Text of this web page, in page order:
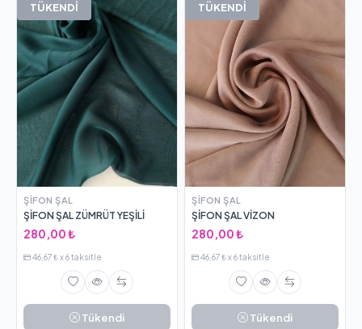
TÜKENDİ
ŞIFON ŞAL
ŞİFON ŞAL ZÜMRÜT YEŞİLİ
280,00 ₺
46,67 ₺ x 6 taksitle
Tükendi
TÜKENDİ
ŞIFON ŞAL
ŞİFON ŞAL VİZON
280,00 ₺
46,67 ₺ x 6 taksitle
Tükendi